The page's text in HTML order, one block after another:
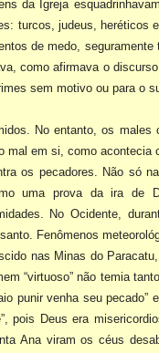
da Igreja
turcos, judeus, heréticos
de medo,
como afirmava o
sem motivo ou para o
No entanto, os males
mal em si, como acontecia
os pecadores. Não só
uma prova daira de
No Ocidente,
Fenômenos
nas Minas do
“virtuoso” não temia
punirvenha seu pecado”
pois Deus era
Ana viram os céus